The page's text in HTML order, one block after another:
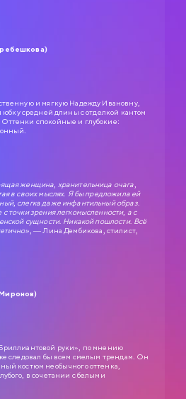
и мягкую Надежду Ивановну,
юбку средней длины с отделкой кантом
спокойные и глубокие:
женщина, хранительница очага,
в своих мыслях. Я бы предложила ей
слегка даже инфантильный образ.
точки зрения легкомысленности, а с
сущности. Никакой пошлости. Всё
, — Лина Дембикова, стилист,
руки», по мнению
следовал бы всем смелым трендам. Он
костюм необычного оттенка,
в сочетании с белыми